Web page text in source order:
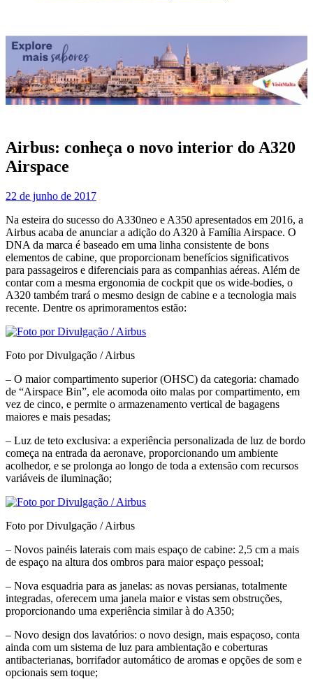
Airbus: conheça o novo interior do A320
Airspace
22 de junho de 2017
Na esteira do sucesso do A330neo e A350 apresentados em 2016, a
Airbus acaba de anunciar a adição do A320 à Família Airspace. O
DNA da marca é baseado em uma linha consistente de bons
elementos de cabine, que proporcionam benefícios significativos
para passageiros e diferenciais para as companhias aéreas. Além de
contar com a mesma ergonomia de cockpit que os wide-bodies, o
A320 também trará o mesmo design de cabine e a tecnologia mais
recente. Dentre os aprimoramentos estão:
Foto por Divulgação / Airbus
– O maior compartimento superior (OHSC) da categoria: chamado
de “Airspace Bin”, ele acomoda oito malas por compartimento, em
vez de cinco, e permite o armazenamento vertical de bagagens
maiores e mais pesadas;
– Luz de teto exclusiva: a experiência personalizada de luz de bordo
começa na entrada da aeronave, proporcionando um ambiente
acolhedor, e se prolonga ao longo de toda a extensão com recursos
variáveis de iluminação;
Foto por Divulgação / Airbus
– Novos painéis laterais com mais espaço de cabine: 2,5 cm a mais
de espaço na altura dos ombros para maior espaço pessoal;
– Nova esquadria para as janelas: as novas persianas, totalmente
integradas, oferecem uma janela maior e vistas sem obstruções,
proporcionando uma experiência similar à do A350;
– Novo design dos lavatórios: o novo design, mais espaçoso, conta
ainda com um sistema de luz para ambientação e coberturas
antibacterianas, borrifador automático de aromas e opções de som e
opcionais sem toque;